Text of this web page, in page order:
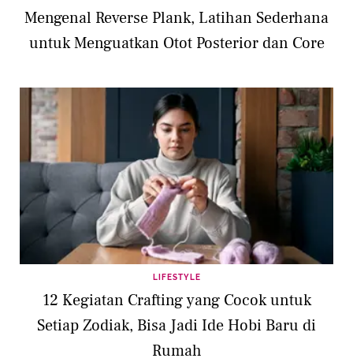
Mengenal Reverse Plank, Latihan Sederhana
untuk Menguatkan Otot Posterior dan Core
LIFESTYLE
12 Kegiatan Crafting yang Cocok untuk
Setiap Zodiak, Bisa Jadi Ide Hobi Baru di
Rumah